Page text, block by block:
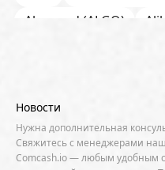
Algorand (ALGO)
Aster
Binance
BIS
Bitfarms
Bitfinex
Новости
Нужна дополнительная
Свяжитесь с менеджерами
Comcash.io — любым удобным